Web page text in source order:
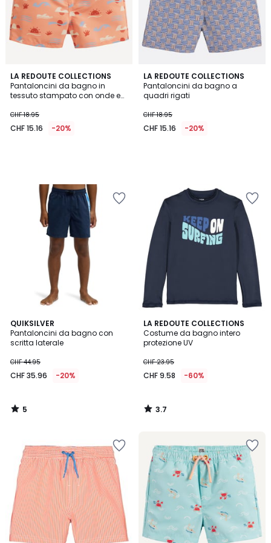
LA REDOUTE COLLECTIONS
Pantaloncini da bagno in
tessuto stampato con onde e
CHF 18.95
CHF 15.16 -20%
LA REDOUTE COLLECTIONS
Pantaloncini da bagno a
quadri rigati
CHF 18.95
CHF 15.16 -20%
QUIKSILVER
Pantaloncini da bagno con
scritta laterale
CHF 44.95
CHF 35.96 -20%
5
/
5
5
/
LA REDOUTE COLLECTIONS
Costume da bagno intero
protezione UV
CHF 23.95
CHF 9.58 -60%
3.7
/ 5
3.7
/